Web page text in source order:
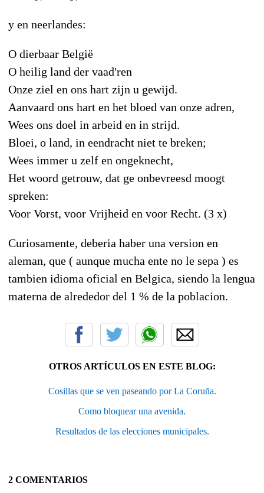
y en neerlandes:
O dierbaar België
O heilig land der vaad'ren
Onze ziel en ons hart zijn u gewijd.
Aanvaard ons hart en het bloed van onze adren,
Wees ons doel in arbeid en in strijd.
Bloei, o land, in eendracht niet te breken;
Wees immer u zelf en ongeknecht,
Het woord getrouw, dat ge onbevreesd moogt
spreken:
Voor Vorst, voor Vrijheid en voor Recht. (3 x)
Curiosamente, deberia haber una version en
aleman, que ( aunque mucha ente no le sepa ) es
tambien idioma oficial en Belgica, siendo la lengua
materna de alrededor del 1 % de la poblacion.
OTROS ARTÍCULOS EN ESTE BLOG:
Cosillas que se ven paseando por La Coruña.
Como bloquear una avenida.
Resultados de las elecciones municipales.
2 COMENTARIOS